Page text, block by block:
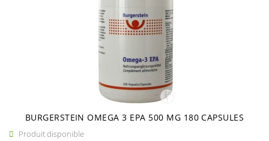
BURGERSTEIN OMEGA 3 EPA 500 MG 180 CAPSULES
 Produit disponible